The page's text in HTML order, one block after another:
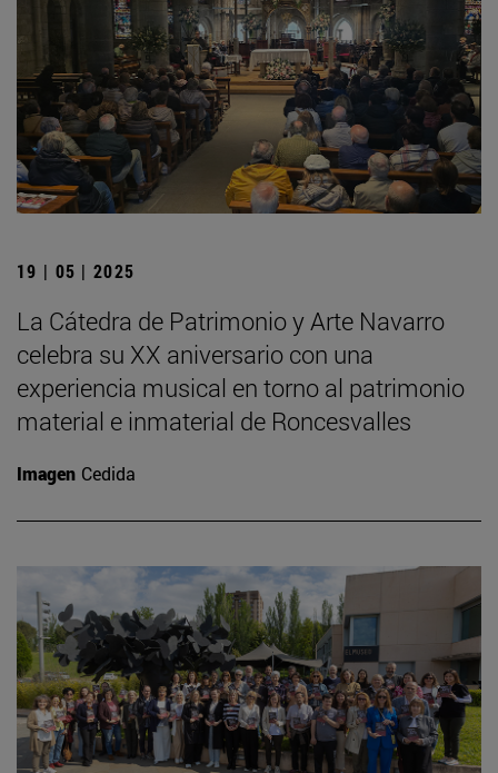
19 | 05 | 2025
La Cátedra de Patrimonio y Arte Navarro
celebra su XX aniversario con una
experiencia musical en torno al patrimonio
material e inmaterial de Roncesvalles
Imagen Cedida